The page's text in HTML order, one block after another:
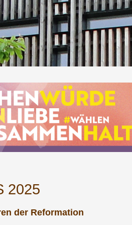
2025
der Reformation